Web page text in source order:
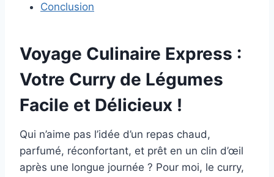
Conclusion
Voyage Culinaire Express :
Votre Curry de Légumes
Facile et Délicieux !
Qui n’aime pas l’idée d’un repas chaud,
parfumé, réconfortant, et prêt en un clin d’œil
après une longue journée ? Pour moi, le curry,